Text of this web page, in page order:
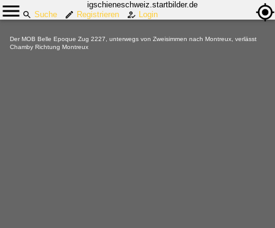
igschieneschweiz.startbilder.de
Suche
Registrieren Login
Der MOB Belle Epoque Zug 2227, unterwegs von Zweisimmen nach Montreux, verlässt
Chamby Richtung Montreux